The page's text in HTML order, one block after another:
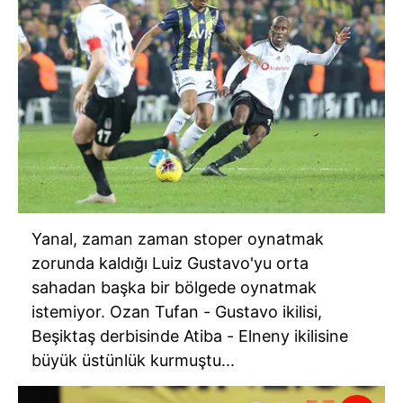
Yanal, zaman zaman stoper oynatmak
zorunda kaldığı Luiz Gustavo'yu orta
sahadan başka bir bölgede oynatmak
istemiyor. Ozan Tufan - Gustavo ikilisi,
Beşiktaş derbisinde Atiba - Elneny ikilisine
büyük üstünlük kurmuştu...